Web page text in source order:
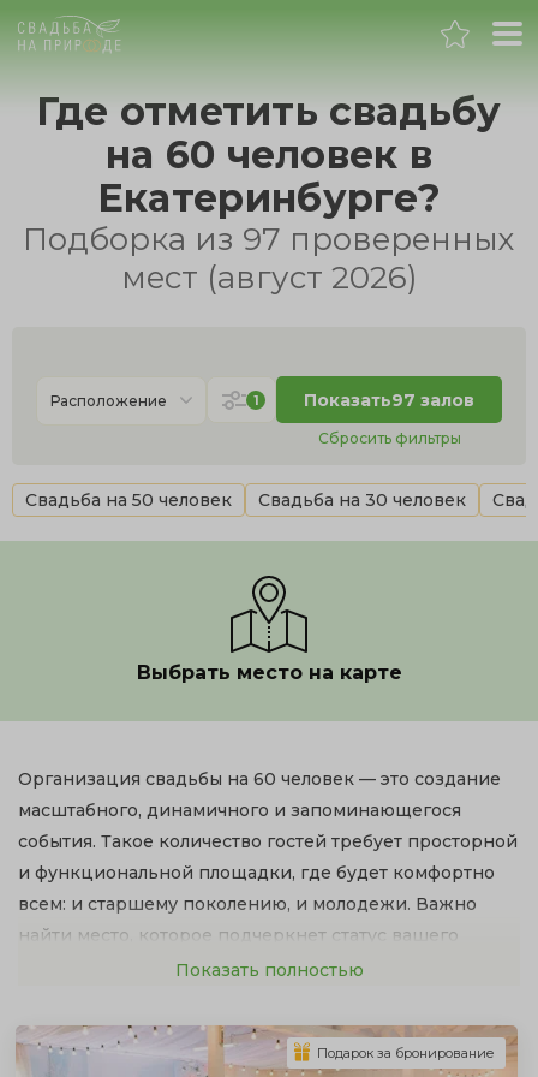
Екатеринбург
Свадьба
День рождения
Новогодний корпоратив
Где отметить свадьбу
на 60 человек в
Екатеринбурге?
Подборка из 97 проверенных
мест (август 2026)
Расположение 1 Показать97 залов
Сбросить фильтры
Свадьба на 50 человек Свадьба на 30 человек
Выбрать место на карте
Организация свадьбы на 60 человек — это создание
масштабного, динамичного и запоминающегося
события. Такое количество гостей требует просторной
и функциональной площадки, где будет комфортно
всем: и старшему поколению, и молодежи. Важно
найти место, которое подчеркнет статус вашего
торжества и будет обладать всей необходимой
Чтобы вы не тратили недели на просмотр сотен
Показать полностью
Подарок за бронирование